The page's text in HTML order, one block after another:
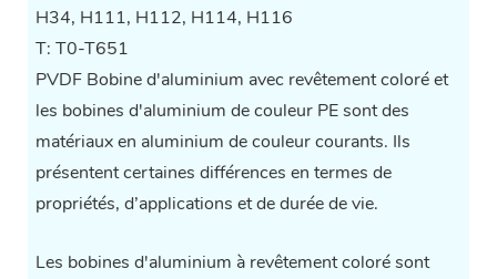
H34, H111, H112, H114, H116
T: T0-T651
PVDF Bobine d'aluminium avec revêtement coloréet
les bobines d'aluminium de couleur PE sont des
matériaux en aluminium de couleur courants. Ils
présentent certaines différences en termes de
propriétés, d’applications et de durée de vie.
Les bobines d'aluminium à revêtement coloré sont